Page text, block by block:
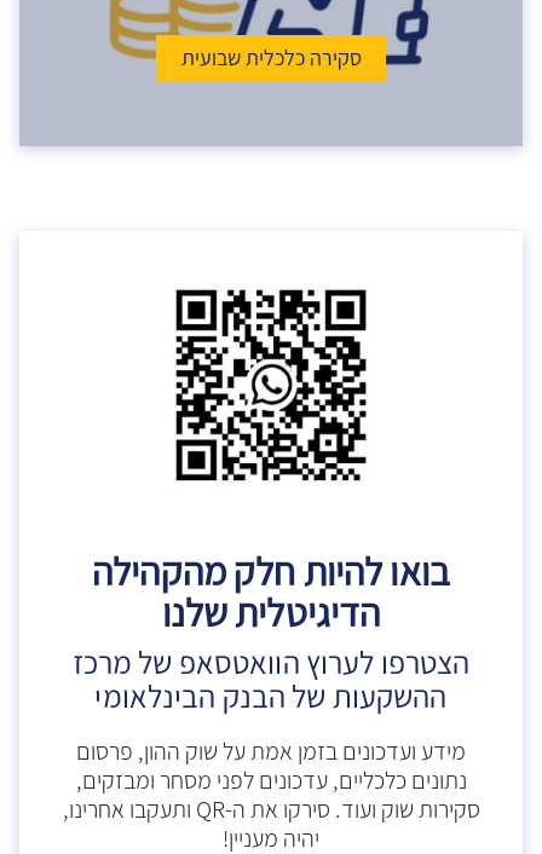
סקירה כלכלית שבועית
בואו להיות חלק מהקהילה
הדיגיטלית שלנו
הצטרפו לערוץ הוואטסאפ של מרכז
ההשקעות של הבנק הבינלאומי
מידע ועדכונים בזמן אמת על שוק ההון, פרסום
נתונים כלכליים, עדכונים לפני מסחר ומבזקים,
סקירות שוק ועוד. סירקו את ה-QR ותעקבו אחרינו,
יהיה מעניין!